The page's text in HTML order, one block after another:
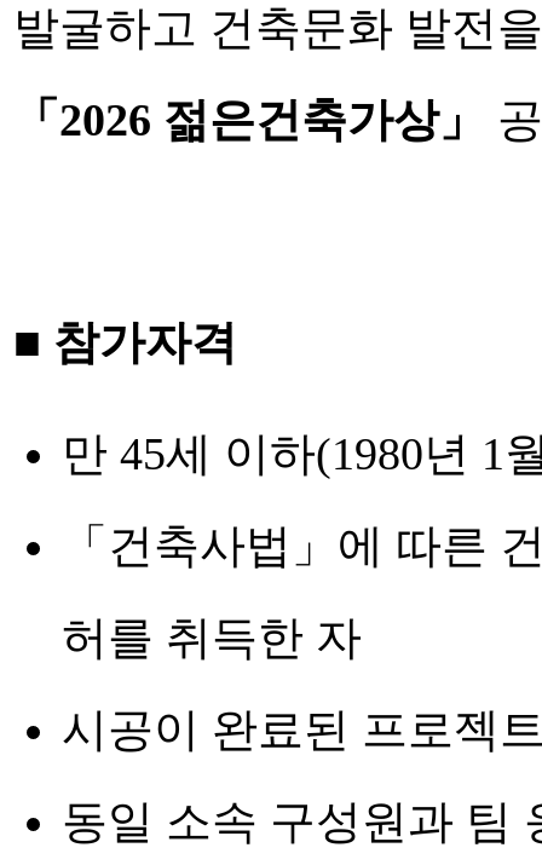
발굴하고 건축문화 발전
「2026 젊은건축가상」
■ 참가자격
만 45세 이하(1980년 1
「건축사법」에 따른
허를 취득한 자
시공이 완료된 프로젝
동일 소속 구성원과 팀